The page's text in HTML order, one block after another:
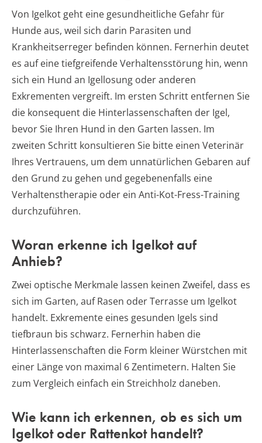
Von Igelkot geht eine gesundheitliche Gefahr für
Hunde aus, weil sich darin Parasiten und
Krankheitserreger befinden können. Fernerhin deutet
es auf eine tiefgreifende Verhaltensstörung hin, wenn
sich ein Hund an Igellosung oder anderen
Exkrementen vergreift. Im ersten Schritt entfernen Sie
die konsequent die Hinterlassenschaften der Igel,
bevor Sie Ihren Hund in den Garten lassen. Im
zweiten Schritt konsultieren Sie bitte einen Veterinär
Ihres Vertrauens, um dem unnatürlichen Gebaren auf
den Grund zu gehen und gegebenenfalls eine
Verhaltenstherapie oder ein Anti-Kot-Fress-Training
durchzuführen.
Woran erkenne ich Igelkot auf
Anhieb?
Zwei optische Merkmale lassen keinen Zweifel, dass es
sich im Garten, auf Rasen oder Terrasse um Igelkot
handelt. Exkremente eines gesunden Igels sind
tiefbraun bis schwarz. Fernerhin haben die
Hinterlassenschaften die Form kleiner Würstchen mit
einer Länge von maximal 6 Zentimetern. Halten Sie
zum Vergleich einfach ein Streichholz daneben.
Wie kann ich erkennen, ob es sich um
Igelkot oder Rattenkot handelt?